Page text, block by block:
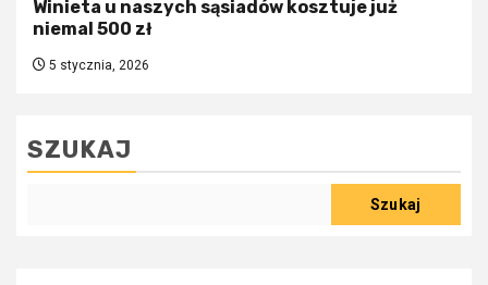
Winieta u naszych sąsiadów kosztuje już
niemal 500 zł
5 stycznia, 2026
SZUKAJ
Szukaj